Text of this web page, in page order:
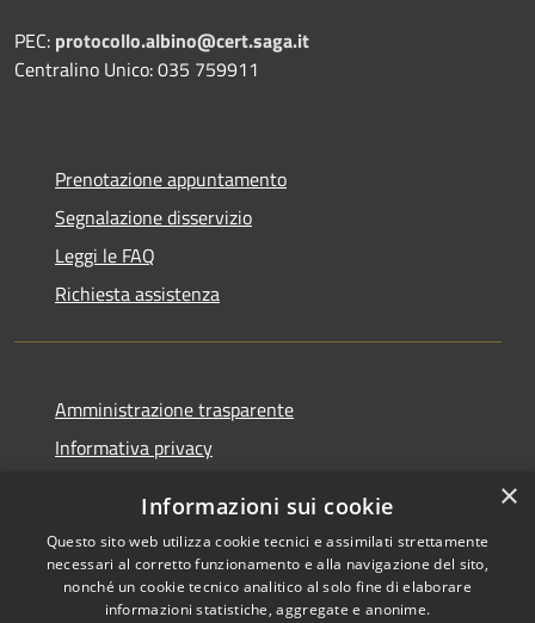
PEC: protocollo.albino@cert.saga.it
Centralino Unico: 035 759911
Prenotazione appuntamento
Segnalazione disservizio
Leggi le FAQ
Richiesta assistenza
Amministrazione trasparente
Informativa privacy
Dichiarazione di accessibilità
×
Informazioni sui cookie
Questo sito web utilizza cookie tecnici e assimilati strettamente
necessari al corretto funzionamento e alla navigazione del sito,
nonché un cookie tecnico analitico al solo fine di elaborare
informazioni statistiche, aggregate e anonime.